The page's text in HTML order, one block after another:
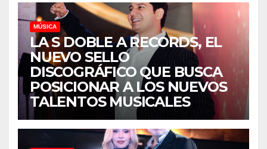
MÚSICA
LA S DOBLE A RECORDS, EL
NUEVO SELLO
DISCOGRÁFICO QUE BUSCA
POSICIONAR A LOS NUEVOS
TALENTOS MUSICALES